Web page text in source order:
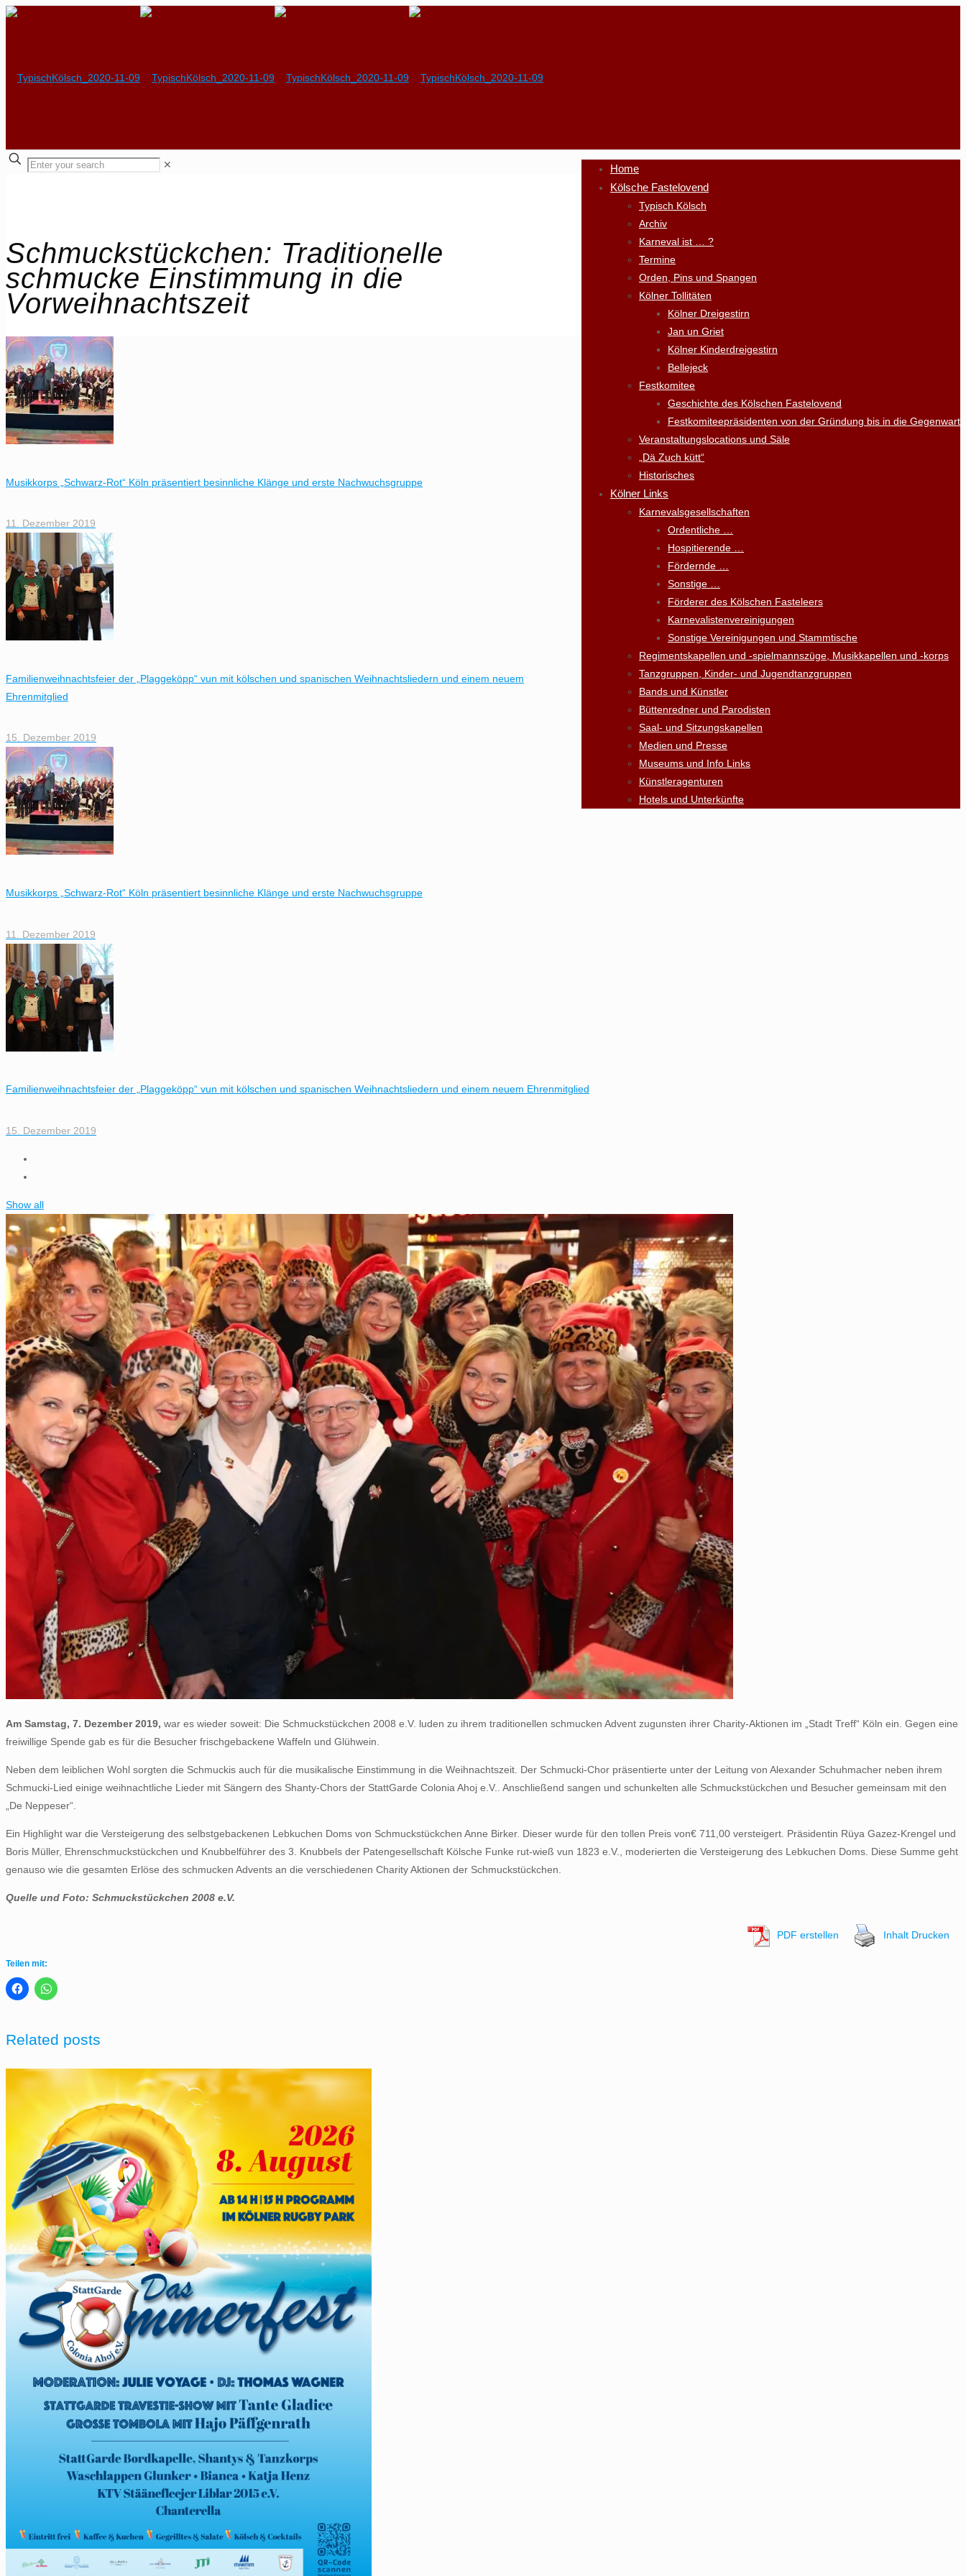
Home
Kölsche Fastelovend
Typisch Kölsch
Archiv
Karneval ist … ?
Termine
Orden, Pins und Spangen
Kölner Tollitäten
Kölner Dreigestirn
Jan un Griet
Kölner Kinderdreigestirn
Bellejeck
Festkomitee
Geschichte des Kölschen Fastelovend
Festkomiteepräsidenten von der Gründung bis in die Gegenwart
Veranstaltungslocations und Säle
„Dä Zuch kütt“
Historisches
Kölner Links
Karnevalsgesellschaften
Ordentliche …
Hospitierende …
Fördernde …
Sonstige …
Förderer des Kölschen Fasteleers
Karnevalistenvereinigungen
Sonstige Vereinigungen und Stammtische
Regimentskapellen und -spielmannszüge, Musikkapellen und -korps
Tanzgruppen, Kinder- und Jugendtanzgruppen
Bands und Künstler
Büttenredner und Parodisten
Saal- und Sitzungskapellen
Medien und Presse
Museums und Info Links
Künstleragenturen
Hotels und Unterkünfte
✕
Schmuckstückchen: Traditionelle
schmucke Einstimmung in die
Vorweihnachtszeit
Musikkorps „Schwarz-Rot“ Köln präsentiert besinnliche Klänge und erste Nachwuchsgruppe
11. Dezember 2019
Familienweihnachtsfeier der „Plaggeköpp“ vun mit kölschen und spanischen Weihnachtsliedern und einem neuem
Ehrenmitglied
15. Dezember 2019
Musikkorps „Schwarz-Rot“ Köln präsentiert besinnliche Klänge und erste Nachwuchsgruppe
11. Dezember 2019
Familienweihnachtsfeier der „Plaggeköpp“ vun mit kölschen und spanischen Weihnachtsliedern und einem neuem Ehrenmitglied
15. Dezember 2019
Show all
Am Samstag, 7. Dezember 2019, war es wieder soweit: Die Schmuckstückchen 2008 e.V. luden zu ihrem traditionellen schmucken Advent zugunsten ihrer Charity-Aktionen im „Stadt Treff“ Köln ein. Gegen eine
freiwillige Spende gab es für die Besucher frischgebackene Waffeln und Glühwein.
Neben dem leiblichen Wohl sorgten die Schmuckis auch für die musikalische Einstimmung in die Weihnachtszeit. Der Schmucki-Chor präsentierte unter der Leitung von Alexander Schuhmacher neben ihrem
Schmucki-Lied einige weihnachtliche Lieder mit Sängern des Shanty-Chors der StattGarde Colonia Ahoj e.V.. Anschließend sangen und schunkelten alle Schmuckstückchen und Besucher gemeinsam mit den
„De Neppeser“.
Ein Highlight war die Versteigerung des selbstgebackenen Lebkuchen Doms von Schmuckstückchen Anne Birker. Dieser wurde für den tollen Preis von€ 711,00 versteigert. Präsidentin Rüya Gazez-Krengel und
Boris Müller, Ehrenschmuckstückchen und Knubbelführer des 3. Knubbels der Patengesellschaft Kölsche Funke rut-wieß vun 1823 e.V., moderierten die Versteigerung des Lebkuchen Doms. Diese Summe geht
genauso wie die gesamten Erlöse des schmucken Advents an die verschiedenen Charity Aktionen der Schmuckstückchen.
Quelle und Foto: Schmuckstückchen 2008 e.V.
PDF erstellen Inhalt Drucken
Teilen mit:
Related posts